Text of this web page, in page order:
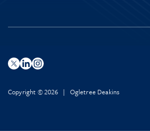
Copyright © 2026 | Ogletree Deakins